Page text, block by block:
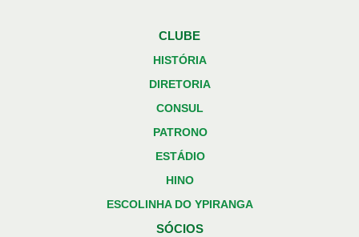
CLUBE
HISTÓRIA
DIRETORIA
CONSUL
PATRONO
ESTÁDIO
HINO
ESCOLINHA DO YPIRANGA
SÓCIOS